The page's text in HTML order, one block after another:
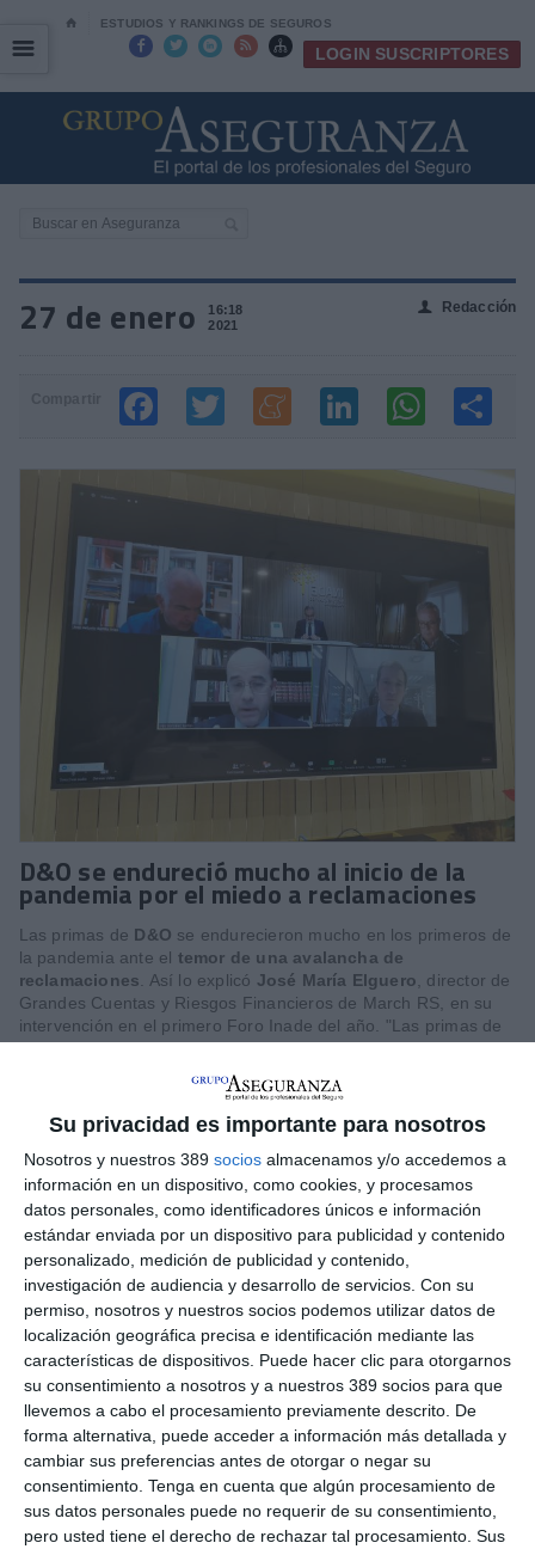
Su privacidad es importante para nosotros
Nosotros y nuestros 389 socios almacenamos y/o accedemos a
información en un dispositivo, como cookies, y procesamos
datos personales, como identificadores únicos e información
estándar enviada por un dispositivo para publicidad y contenido
personalizado, medición de publicidad y contenido,
investigación de audiencia y desarrollo de servicios. Con su
permiso, nosotros y nuestros socios podemos utilizar datos de
localización geográfica precisa e identificación mediante las
características de dispositivos. Puede hacer clic para otorgarnos
su consentimiento a nosotros y a nuestros 389 socios para que
llevemos a cabo el procesamiento previamente descrito. De
forma alternativa, puede acceder a información más detallada y
cambiar sus preferencias antes de otorgar o negar su
consentimiento. Tenga en cuenta que algún procesamiento de
sus datos personales puede no requerir de su consentimiento,
pero usted tiene el derecho de rechazar tal procesamiento. Sus
⌂ ESTUDIOS Y RANKINGS DE SEGUROS
     LOGIN SUSCRIPTORES
☰
☰
27 de enero
16:18
2021
👤 Redacción
D&O se endureció mucho al inicio de la
pandemia por el miedo a reclamaciones
Las primas de D&O se endurecieron mucho en los primeros de
la pandemia ante el temor de una avalancha de
reclamaciones . Así lo explicó José María Elguero , director de
Grandes Cuentas y Riesgos Financieros de March RS, en su
intervención en el primero Foro Inade del año. "Las primas de
las pólizas de D&O aumentaron muchísimo al comienzo de la
pandemia, por el temor de las aseguradoras de que llegasen
gran cantidad de reclamaciones. Sin embargo, a día de hoy
apenas ha habido reclamaciones. Debemos esperar al verano
porque es en ese momento cuando seguramente empiecen a
llegar".
El problema con el que se encuentran ahora muchas empresas
es que, como consecuencia de la subida de las primas, se
vieron obligadas a reducir el límite de sus pólizas y, si llega una
reclamación, es probable que este límite no sea suficiente.
Durante el encuentro también se analizó laResponsabilidad
Civil patronal ante contagios de Covid-19. En este sentido
José Antonio Badillo, profesor de Derecho Mercantil de la
Universidad Alcalá de Henares, explicó que ha habido muchos
cambios legislativos y que ahora mismo, solo se considera
accidente de trabajo de forma directa el contagio de los
trabajadores sanitariosque conviven en primera línea. El
resto de los trabajadores, para reclamar una Responsabilidad
Civil del empresario, deberán acreditar la relación causal y la
culpabilidad del empresario, "lo que será muy difícil, pues
¿cómo podría acreditar un trabajador que se contagió en el